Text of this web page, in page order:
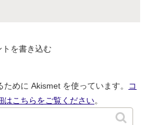
トを書き込む
めに Akismet を使っています。
コ
はこちらをご覧ください。